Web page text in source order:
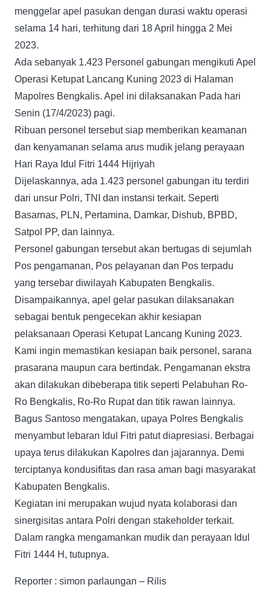
menggelar apel pasukan dengan durasi waktu operasi
selama 14 hari, terhitung dari 18 April hingga 2 Mei
2023.
Ada sebanyak 1.423 Personel gabungan mengikuti Apel
Operasi Ketupat Lancang Kuning 2023 di Halaman
Mapolres Bengkalis. Apel ini dilaksanakan Pada hari
Senin (17/4/2023) pagi.
Ribuan personel tersebut siap memberikan keamanan
dan kenyamanan selama arus mudik jelang perayaan
Hari Raya Idul Fitri 1444 Hijriyah
Dijelaskannya, ada 1.423 personel gabungan itu terdiri
dari unsur Polri, TNI dan instansi terkait. Seperti
Basarnas, PLN, Pertamina, Damkar, Dishub, BPBD,
Satpol PP, dan lainnya.
Personel gabungan tersebut akan bertugas di sejumlah
Pos pengamanan, Pos pelayanan dan Pos terpadu
yang tersebar diwilayah Kabupaten Bengkalis.
Disampaikannya, apel gelar pasukan dilaksanakan
sebagai bentuk pengecekan akhir kesiapan
pelaksanaan Operasi Ketupat Lancang Kuning 2023.
Kami ingin memastikan kesiapan baik personel, sarana
prasarana maupun cara bertindak. Pengamanan ekstra
akan dilakukan dibeberapa titik seperti Pelabuhan Ro-
Ro Bengkalis, Ro-Ro Rupat dan titik rawan lainnya.
Bagus Santoso mengatakan, upaya Polres Bengkalis
menyambut lebaran Idul Fitri patut diapresiasi. Berbagai
upaya terus dilakukan Kapolres dan jajarannya. Demi
terciptanya kondusifitas dan rasa aman bagi masyarakat
Kabupaten Bengkalis.
Kegiatan ini merupakan wujud nyata kolaborasi dan
sinergisitas antara Polri dengan stakeholder terkait.
Dalam rangka mengamankan mudik dan perayaan Idul
Fitri 1444 H, tutupnya.
Reporter : simon parlaungan – Rilis